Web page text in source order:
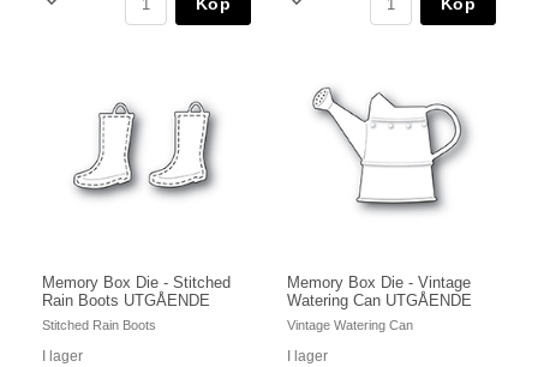
Köp Köp
Memory Box Die - Stitched
Rain Boots UTGÅENDE
Stitched Rain Boots
I lager
Memory Box Die - Vintage
Watering Can UTGÅENDE
Vintage Watering Can
I lager